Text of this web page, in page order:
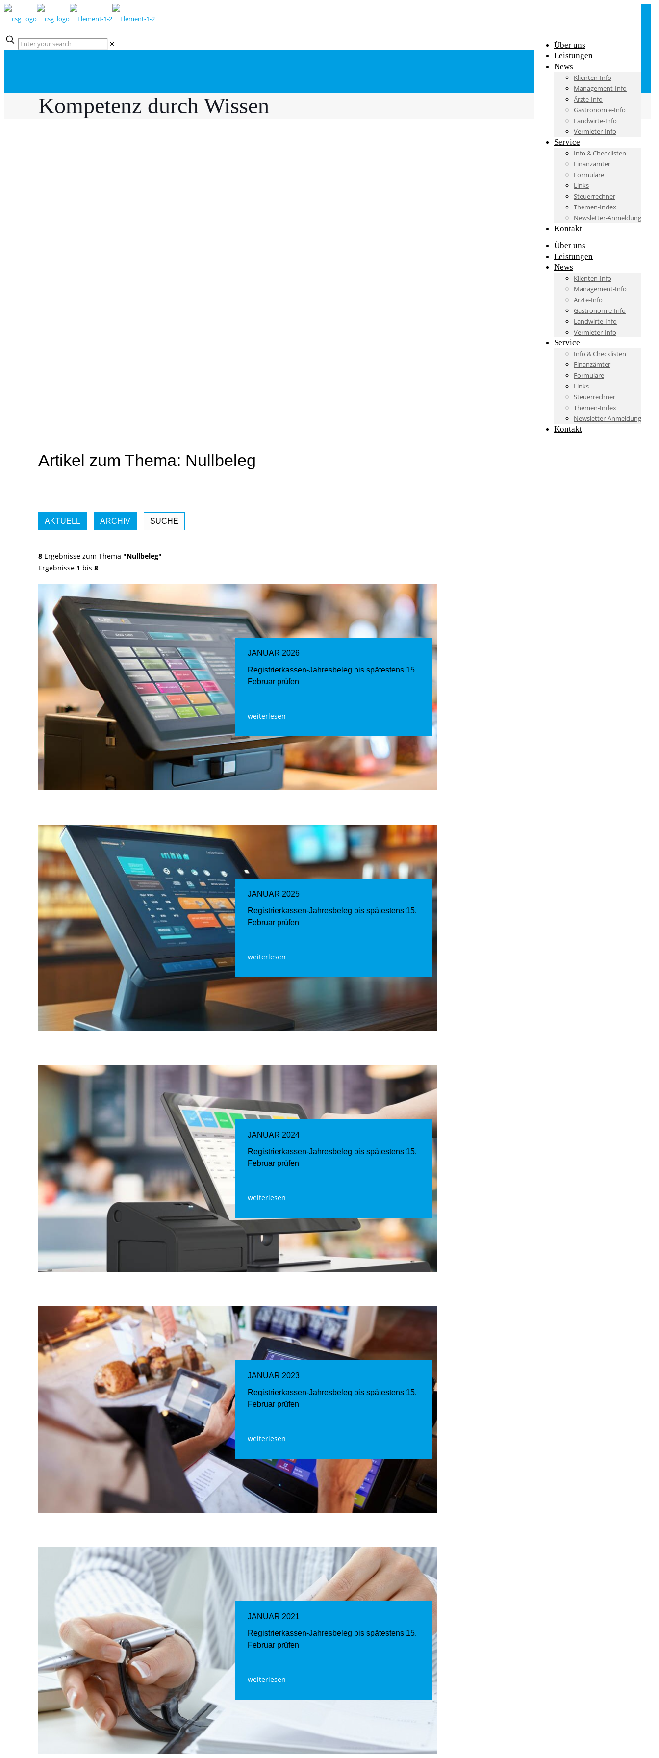
Über uns
Leistungen
News
Klienten-Info
Management-Info
Ärzte-Info
Gastronomie-Info
Landwirte-Info
Vermieter-Info
Service
Info & Checklisten
Finanzämter
Formulare
Links
Steuerrechner
Themen-Index
Newsletter-Anmeldung
Kontakt
Über uns
Leistungen
News
Klienten-Info
Management-Info
Ärzte-Info
Gastronomie-Info
Landwirte-Info
Vermieter-Info
Service
Info & Checklisten
Finanzämter
Formulare
Links
Steuerrechner
Themen-Index
Newsletter-Anmeldung
Kontakt
✕
Kompetenz durch Wissen
Artikel zum Thema: Nullbeleg
AKTUELL ARCHIV SUCHE
8 Ergebnisse zum Thema "Nullbeleg"
Ergebnisse 1 bis 8
JANUAR 2026
Registrierkassen-Jahresbeleg bis spätestens 15.
Februar prüfen
weiterlesen
JANUAR 2025
Registrierkassen-Jahresbeleg bis spätestens 15.
Februar prüfen
weiterlesen
JANUAR 2024
Registrierkassen-Jahresbeleg bis spätestens 15.
Februar prüfen
weiterlesen
JANUAR 2023
Registrierkassen-Jahresbeleg bis spätestens 15.
Februar prüfen
weiterlesen
JANUAR 2021
Registrierkassen-Jahresbeleg bis spätestens 15.
Februar prüfen
weiterlesen